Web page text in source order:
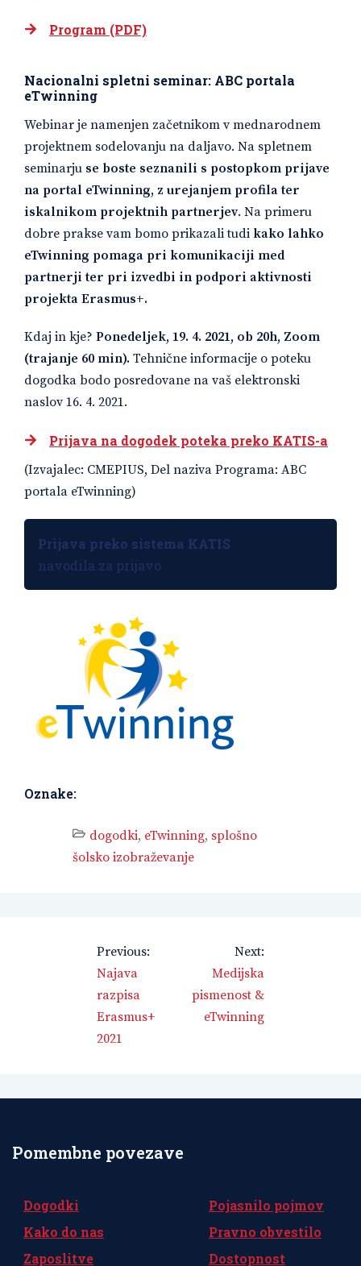
Program (PDF)
Nacionalni spletni seminar: ABC portala
eTwinning
Webinar je namenjen začetnikom v mednarodnem
projektnem sodelovanju na daljavo. Na spletnem
seminarju se boste seznanili s postopkom prijave
na portal eTwinning, z urejanjem profila ter
iskalnikom projektnih partnerjev. Na primeru
dobre prakse vam bomo prikazali tudi kako lahko
eTwinning pomaga pri komunikaciji med
partnerji ter pri izvedbi in podpori aktivnosti
projekta Erasmus+.
Kdaj in kje? Ponedeljek, 19. 4. 2021, ob 20h, Zoom
(trajanje 60 min). Tehnične informacije o poteku
dogodka bodo posredovane na vaš elektronski
naslov 16. 4. 2021.
Prijava na dogodek poteka preko KATIS-a
(Izvajalec: CMEPIUS, Del naziva Programa: ABC
portala eTwinning)
Prijava preko sistema KATIS
navodila za prijavo
Oznake:
dogodki, eTwinning, splošno
šolsko izobraževanje
Navigacija
prispevka
Previous:
Najava
razpisa
Erasmus+
2021
Next:
Medijska
pismenost &
eTwinning
Pomembne povezave
Dogodki
Kako do nas
Zaposlitve
Pojasnilo pojmov
Pravno obvestilo
Dostopnost